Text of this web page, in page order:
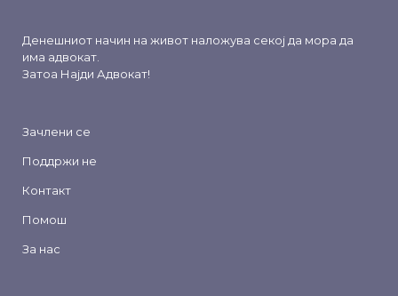
Денешниот начин на живот наложува секој да мора да
има адвокат.
Затоа Најди Адвокат!
Зачлени се
Поддржи не
Контакт
Помош
За нас